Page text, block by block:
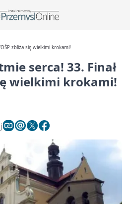
zbliża się wielkimi krokami!
serca! 33. Finał
wielkimi krokami!